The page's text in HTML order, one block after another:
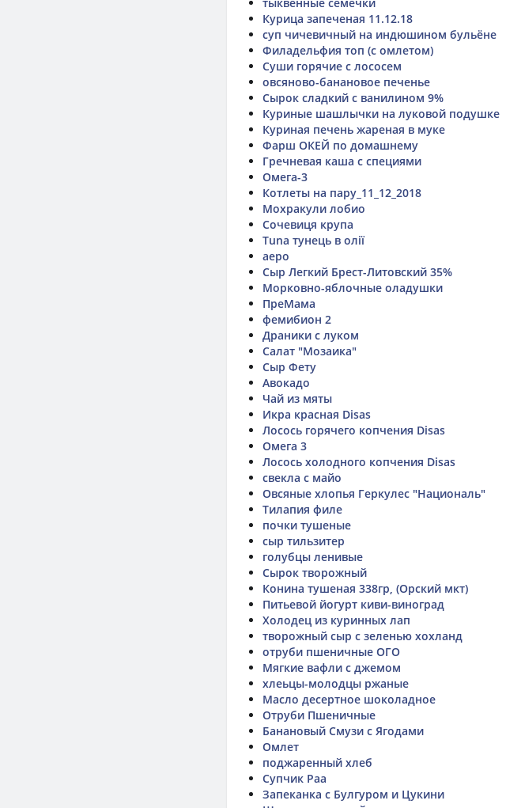
Курица запеченая 11.12.18
суп чичевичный на индюшином бульёне
Филадельфия топ (с омлетом)
Суши горячие с лососем
овсяново-банановое печенье
Сырок сладкий с ванилином 9%
Куриные шашлычки на луковой подушке
Куриная печень жареная в муке
Фарш ОКЕЙ по домашнему
Гречневая каша с специями
Омега-3
Котлеты на пару_11_12_2018
Мохракули лобио
Сочевиця крупа
Tuna тунець в олії
аеро
Сыр Легкий Брест-Литовский 35%
Морковно-яблочные оладушки
ПреМама
фемибион 2
Драники с луком
Салат "Мозаика"
Сыр Фету
Авокадо
Чай из мяты
Икра красная Disas
Лосось горячего копчения Disas
Омега 3
Лосось холодного копчения Disas
свекла с майо
Овсяные хлопья Геркулес "Националь"
Тилапия филе
почки тушеные
сыр тильзитер
голубцы ленивые
Сырок творожный
Конина тушеная 338гр, (Орский мкт)
Питьевой йогурт киви-виноград
Холодец из куринных лап
творожный сыр с зеленью хохланд
отруби пшеничные ОГО
Мягкие вафли с джемом
хлеьцы-молодцы ржаные
Масло десертное шоколадное
Отруби Пшеничные
Банановый Смузи с Ягодами
Омлет
поджаренный хлеб
Супчик Раа
Запеканка с Булгуром и Цукини